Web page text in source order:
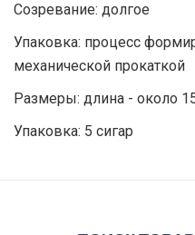
Созревание: долгое
Упаковка: процесс
механической прокаткой
Размеры: длина - около
Упаковка: 5 сигар